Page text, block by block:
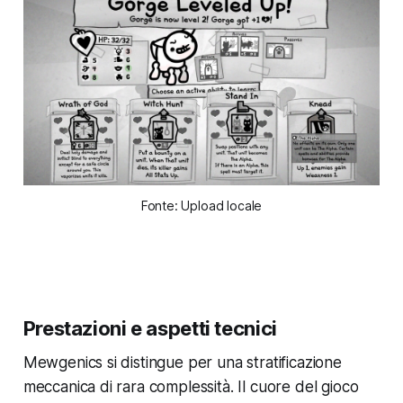
Fonte: Upload locale
Prestazioni e aspetti tecnici
Mewgenics si distingue per una stratificazione
meccanica di rara complessità. Il cuore del gioco